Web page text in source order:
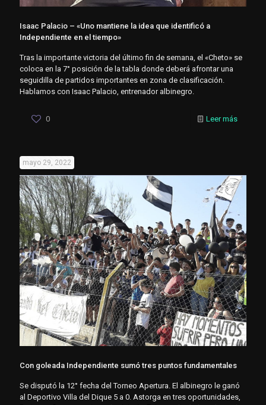
Isaac Palacio – «Uno mantiene la idea que identificó a
Independiente en el tiempo»
Tras la importante victoria del último fin de semana, el «Cheto» se
coloca en la 7° posición de la tabla donde deberá afrontar una
seguidilla de partidos importantes en zona de clasificación.
Hablamos con Isaac Palacio, entrenador albinegro.
0 Leer más
mayo 29, 2022
Con goleada Independiente sumó tres puntos fundamentales
Se disputó la 12° fecha del Torneo Apertura. El albinegro le ganó
al Deportivo Villa del Dique 5 a 0. Astorga en tres oportunidades,